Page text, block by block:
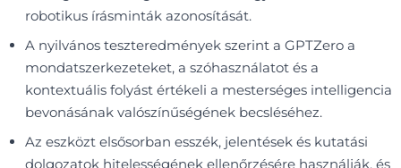
robotikus írásminták azonosítását.
A nyilvános teszteredmények szerint a GPTZero a
mondatszerkezeteket, a szóhasználatot és a
kontextuális folyást értékeli a mesterséges intelligencia
bevonásának valószínűségének becsléséhez.
Az eszközt elsősorban esszék, jelentések és kutatási
dolgozatok hitelességének ellenőrzésére használják, és